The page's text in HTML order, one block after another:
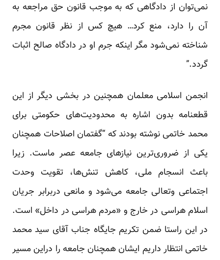
نمی‌توان از دادگاهی که به موجب قانون حق مراجعه به
آن را دارد، منع کرد… هیچ کس از نظر قانون مجرم
شناخته نمی‌شود مگر اینکه جرم او در دادگاه صالح اثبات
گردد.”
انجمن اسلامی معلمان همچنین در بخشی دیگر از این
قطعنامه بدون اشاره به محدودیت‌های حکومتی برای
محمد خاتمی نوشته بودند که “گفتمان اصلاحات همچنان
یکی از ضروری‌ترین نیازهای جامعه عصر ماست. زیرا
باعث انسجام ملی، کاهش تنش‌ها، تقویت وحدت
اجتماعی وتعالی جامعه می‌شود و مانعی دربرابر جریان
اسلام هراسی در خارج و «مردم هراسی در داخل» است.
در این راستا ضمن تکریم جایگاه جناب آقای سید محمد
خاتمی انتظار داریم ایشان همچنان جامعه را دراین مسیر